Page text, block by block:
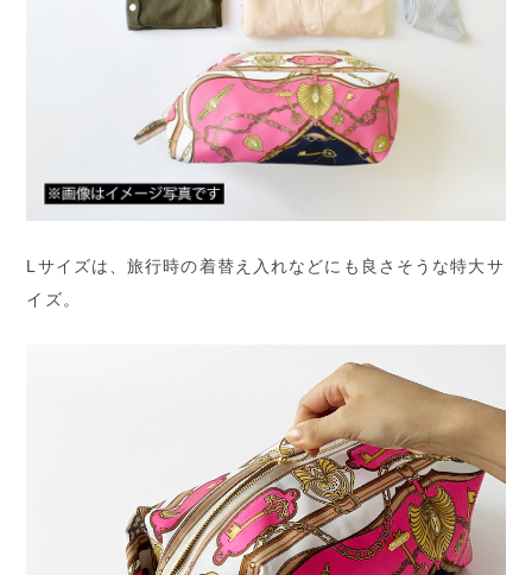
Lサイズは、旅行時の着替え入れなどにも良さそうな特大サ
イズ。